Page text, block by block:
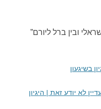
ובין ברל ליורם”
בשיגעון
לא יודע זאת | היגיון